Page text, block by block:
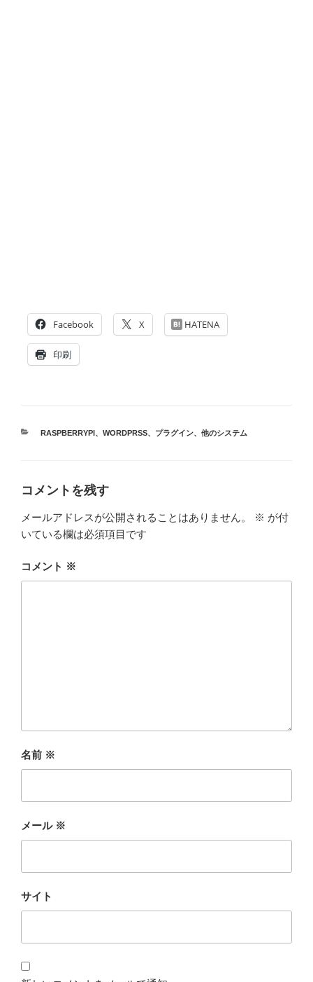
Facebook X HATENA
印刷
カ
RASPBERRYPI、 WORDPRSS、 プラグイン、 他のシステム
コメントを残す
メールアドレスが公開されることはありません。 ※ が付
いている欄は必須項目です
コメント ※
名前 ※
メール ※
サイト